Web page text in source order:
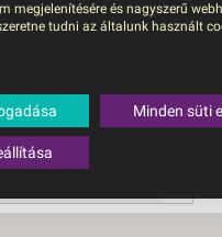
utazásttaláltunk.
tovább szűkítheti a
megjelenítésére és nagyszerű
tudni az általunk használt
Minden süti